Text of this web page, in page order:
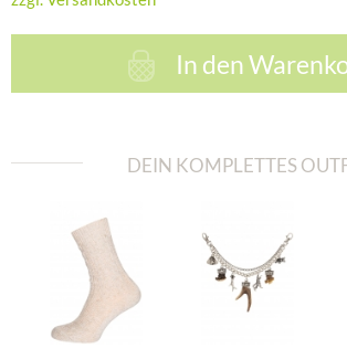
In den
DEIN KOMPLETTES